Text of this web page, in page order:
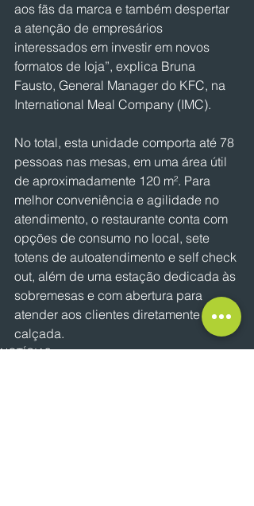
aos fãs da marca e também despertar
a atenção de empresários
interessados em investir em novos
formatos de loja”, explica Bruna
Fausto, General Manager do KFC, na
International Meal Company (IMC).
No total, esta unidade comporta até 78
pessoas nas mesas, em uma área útil
de aproximadamente 120 m². Para
melhor conveniência e agilidade no
atendimento, o restaurante conta com
opções de consumo no local, sete
totens de autoatendimento e self check
out, além de uma estação dedicada às
sobremesas e com abertura para
atender aos clientes diretamente na
calçada.
NOTÍCIAS